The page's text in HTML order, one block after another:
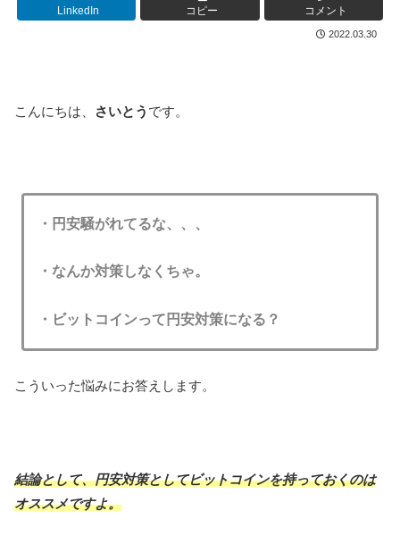
LinkedIn コピー コメント
2022.03.30
こんにちは、 さいとう です。
・円安騒がれてるな、、、
・なんか対策しなくちゃ。
・ビットコインって円安対策になる？
こういった悩みにお答えします。
結論として、円安対策としてビットコインを持っておくのは
オススメですよ。